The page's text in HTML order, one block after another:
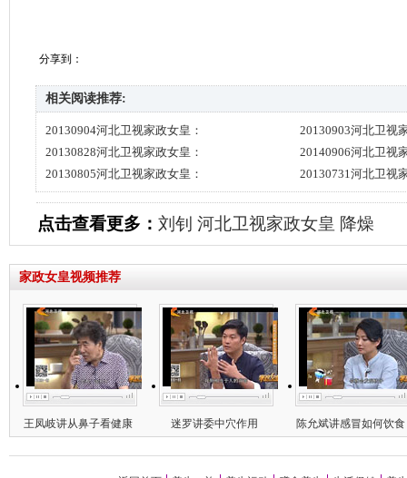
分享到：
相关阅读推荐:
20130904河北卫视家政女皇：
20130903河北卫视
20130828河北卫视家政女皇：
20140906河北卫视
20130805河北卫视家政女皇：
20130731河北卫视
点击查看更多： 刘钊 河北卫视家政女皇 降燥
家政女皇视频推荐
王凤岐讲从鼻子看健康 迷罗讲委中穴作用 陈允斌讲感冒如何饮食